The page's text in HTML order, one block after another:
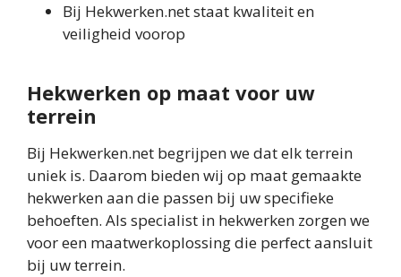
Bij Hekwerken.net staat kwaliteit en
veiligheid voorop
Hekwerken op maat voor uw
terrein
Bij Hekwerken.net begrijpen we dat elk terrein
uniek is. Daarom bieden wij op maat gemaakte
hekwerken aan die passen bij uw specifieke
behoeften. Als specialist in hekwerken zorgen we
voor een maatwerkoplossing die perfect aansluit
bij uw terrein.